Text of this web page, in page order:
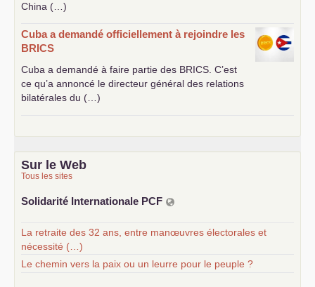
China (…)
Cuba a demandé officiellement à rejoindre les
BRICS
Cuba a demandé à faire partie des BRICS . C’est
ce qu’a annoncé le directeur général des relations
bilatérales du (…)
Sur le Web
Tous les sites
Solidarité Internationale PCF
La retraite des 32 ans, entre manœuvres électorales et
nécessité (…)
Le chemin vers la paix ou un leurre pour le peuple ?